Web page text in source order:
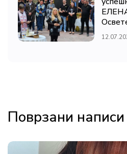
Поврзани написи